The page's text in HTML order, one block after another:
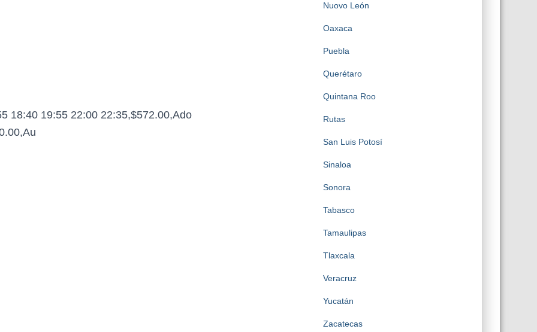
18:40 19:55 22:00 22:35,$572.00,Ado
Nuovo León
Oaxaca
Puebla
Querétaro
Quintana Roo
Rutas
San Luis Potosí
Sinaloa
Sonora
Tabasco
Tamaulipas
Tlaxcala
Veracruz
Yucatán
Zacatecas